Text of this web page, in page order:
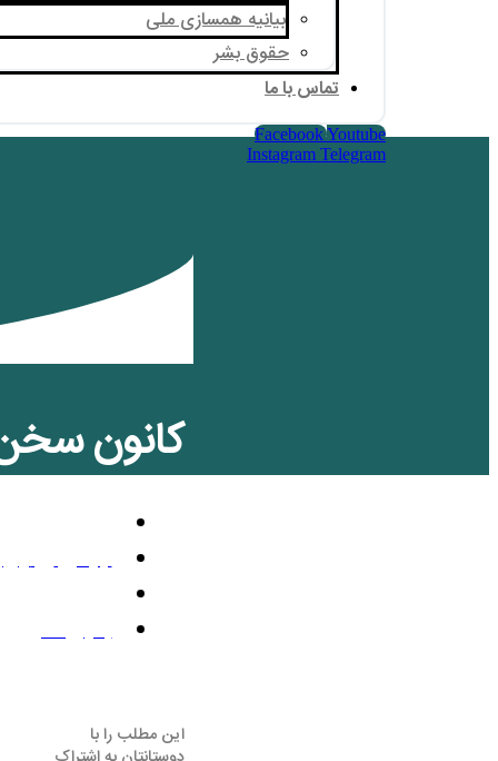
بیانیه همسازی ملی
حقوق بشر
تماس با ما
FacebookYoutube
Instagram Telegram
کانون
جولای 2, 2026
بدون نظر
این مطلب را با